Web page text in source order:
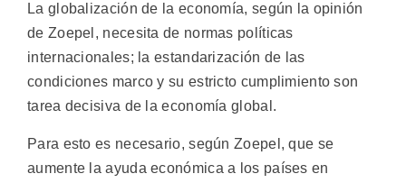
La globalización de la economía, según la opinión
de Zoepel, necesita de normas políticas
internacionales; la estandarización de las
condiciones marco y su estricto cumplimiento son
tarea decisiva de la economía global.
Para esto es necesario, según Zoepel, que se
aumente la ayuda económica a los países en